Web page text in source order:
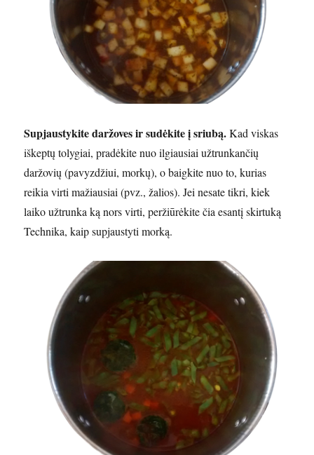
Supjaustykite daržoves ir sudėkite į sriubą.Kad viskas
iškeptų tolygiai, pradėkite nuo ilgiausiai užtrunkančių
daržovių (pavyzdžiui, morkų), o baigkite nuo to, kurias
reikia virti mažiausiai (pvz., žalios). Jei nesate tikri, kiek
laiko užtrunka ką nors virti, peržiūrėkite čia esantį skirtuką
Technika, kaip supjaustyti morką.